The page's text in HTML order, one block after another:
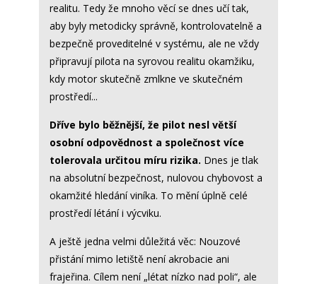
realitu. Tedy že mnoho věcí se dnes učí tak,
aby byly metodicky správně, kontrolovatelně a
bezpečně proveditelné v systému, ale ne vždy
připravují pilota na syrovou realitu okamžiku,
kdy motor skutečně zmlkne ve skutečném
prostředí...
Dříve bylo běžnější, že pilot nesl větší
osobní odpovědnost a společnost více
tolerovala určitou míru rizika. Dnes je tlak
na absolutní bezpečnost, nulovou chybovost a
okamžité hledání viníka. To mění úplně celé
prostředí létání i výcviku.
A ještě jedna velmi důležitá věc: Nouzové
přistání mimo letiště není akrobacie ani
frajeřina. Cílem není „létat nízko nad poli“, ale